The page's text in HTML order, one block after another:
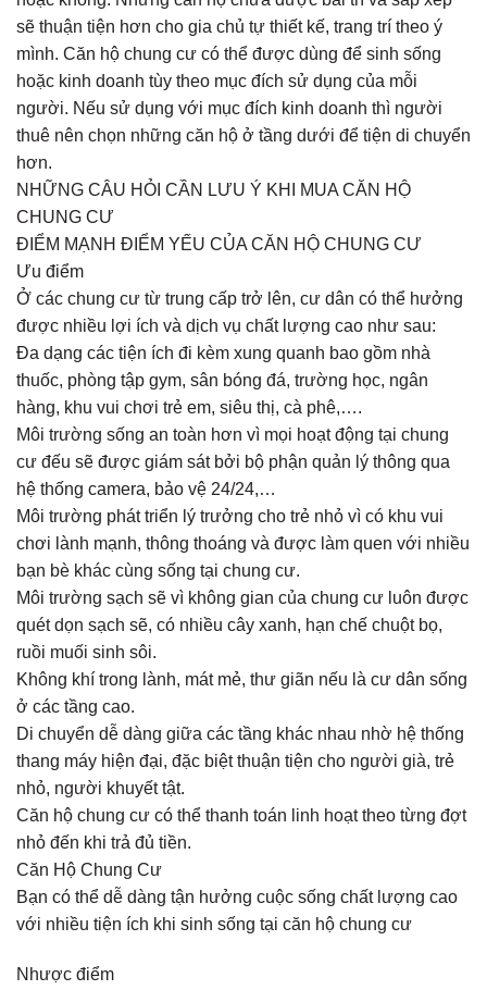
sẽ thuận tiện hơn cho gia chủ tự thiết kế, trang trí theo ý
mình. Căn hộ chung cư có thể được dùng để sinh sống
hoặc kinh doanh tùy theo mục đích sử dụng của mỗi
người. Nếu sử dụng với mục đích kinh doanh thì người
thuê nên chọn những căn hộ ở tầng dưới để tiện di chuyển
hơn.
NHỮNG CÂU HỎI CẦN LƯU Ý KHI MUA CĂN HỘ
CHUNG CƯ
ĐIỂM MẠNH ĐIỂM YẾU CỦA CĂN HỘ CHUNG CƯ
Ưu điểm
Ở các chung cư từ trung cấp trở lên, cư dân có thể hưởng
được nhiều lợi ích và dịch vụ chất lượng cao như sau:
Đa dạng các tiện ích đi kèm xung quanh bao gồm nhà
thuốc, phòng tập gym, sân bóng đá, trường học, ngân
hàng, khu vui chơi trẻ em, siêu thị, cà phê,….
Môi trường sống an toàn hơn vì mọi hoạt động tại chung
cư đếu sẽ được giám sát bởi bộ phận quản lý thông qua
hệ thống camera, bảo vệ 24/24,…
Môi trường phát triển lý trưởng cho trẻ nhỏ vì có khu vui
chơi lành mạnh, thông thoáng và được làm quen với nhiều
bạn bè khác cùng sống tại chung cư.
Môi trường sạch sẽ vì không gian của chung cư luôn được
quét dọn sạch sẽ, có nhiều cây xanh, hạn chế chuột bọ,
ruồi muối sinh sôi.
Không khí trong lành, mát mẻ, thư giãn nếu là cư dân sống
ở các tầng cao.
Di chuyển dễ dàng giữa các tầng khác nhau nhờ hệ thống
thang máy hiện đại, đặc biệt thuận tiện cho người già, trẻ
nhỏ, người khuyết tật.
Căn hộ chung cư có thể thanh toán linh hoạt theo từng đợt
nhỏ đến khi trả đủ tiền.
Căn Hộ Chung Cư
Bạn có thể dễ dàng tận hưởng cuộc sống chất lượng cao
với nhiều tiện ích khi sinh sống tại căn hộ chung cư
Nhược điểm